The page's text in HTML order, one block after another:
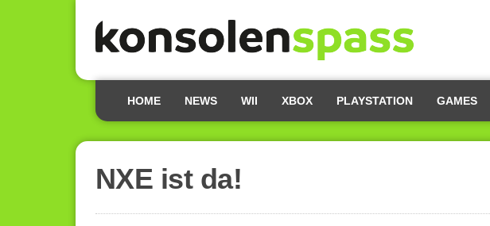
HOME NEWS WII XBOX PLAYSTATION GAMES
NXE ist da!